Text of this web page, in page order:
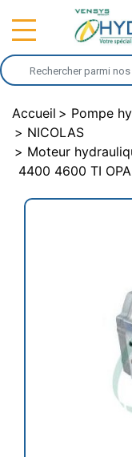
Accueil Pompe
NICOLAS
Moteur
4400 4600 TI